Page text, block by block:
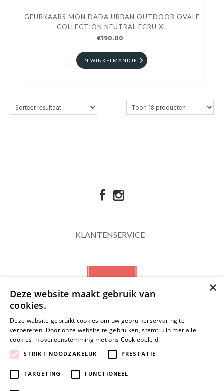
GEURKAARS MON DADA URBAN OUTDOOR OVALE
COLLECTION NEUTRAL ECRU XL
€190.00
IN WINKELMANDJE
KLANTENSERVICE
NIEUWSBRIEF
×
Deze website maakt gebruik van
cookies.
Deze website gebruikt cookies om uw gebruikerservaring te
verbeteren. Door onze website te gebruiken, stemt u in met alle
cookies in overeenstemming met ons Cookiebeleid.
STRIKT NOODZAKELIJK
PRESTATIE
TARGETING
FUNCTIONEEL